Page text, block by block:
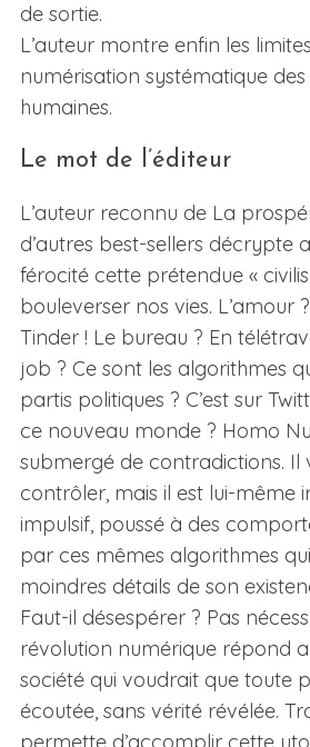
de sortie.
L’auteur montre enfin les
numérisation systématique
humaines.
Le mot de l’éditeur
L’auteur reconnu de La
d’autres best-sellers décrypte
férocité cette prétendue «
bouleverser nos vies. L’amour
Tinder ! Le bureau ? En
job ? Ce sont les algorithmes
partis politiques ? C’est sur
ce nouveau monde ? Homo
submergé de contradictions. Il
contrôler, mais il est lui-même
impulsif, poussé à des
par ces mêmes algorithmes
moindres détails de son
Faut-il désespérer ? Pas
révolution numérique répond
société qui voudrait que toute
écoutée, sans vérité révélée.